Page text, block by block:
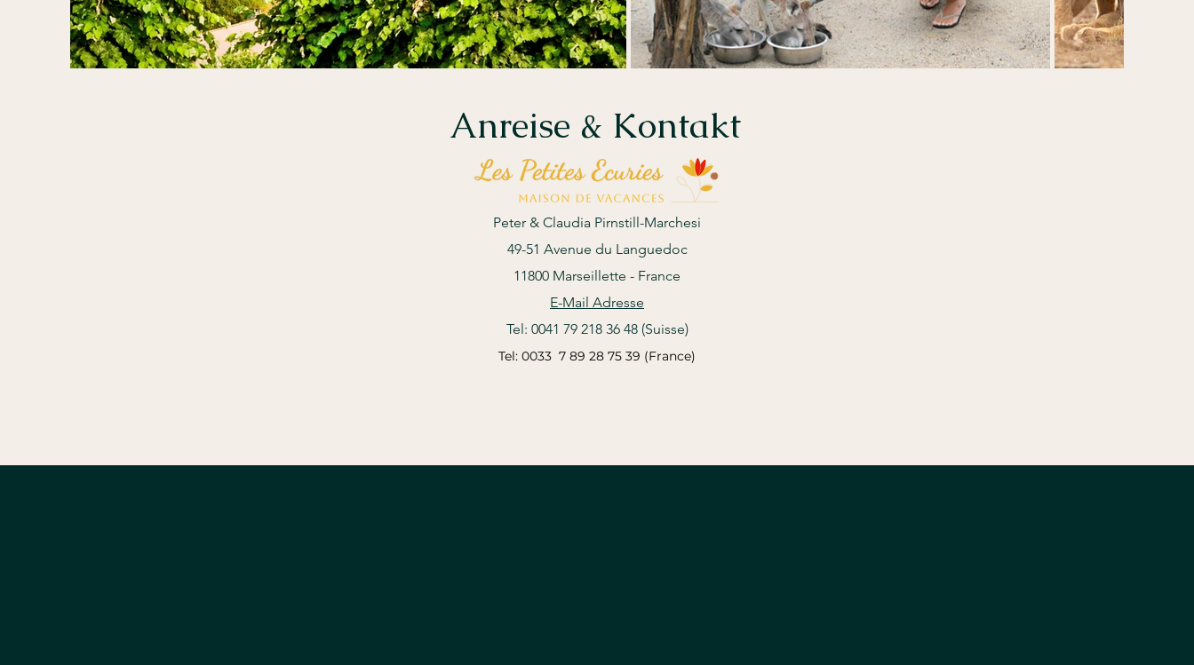
Anreise & Kontakt
Peter & Claudia Pirnstill-Marchesi
49-51 Avenue du Languedoc
11800 Marseillette - France
E-Mail Adresse
Tel: 0041 79 218 36 48 (Suisse)
Tel: 0033 7 89 28 75 39 (France)